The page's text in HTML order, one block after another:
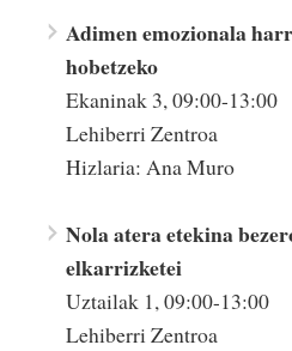
Adimen emozionala
hobetzeko
Ekaninak 3, 09:00-13:00
Lehiberri Zentroa
Hizlaria: Ana Muro
Nola atera etekina
elkarrizketei
Uztailak 1, 09:00-13:00
Lehiberri Zentroa